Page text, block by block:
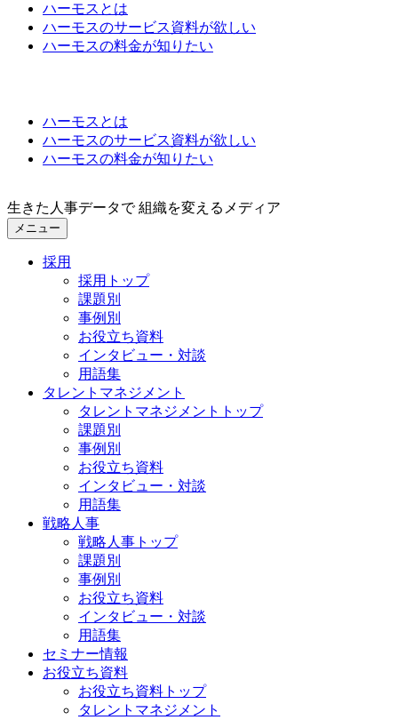
ハーモスとは
ハーモスのサービス資料が欲しい
ハーモスの料金が知りたい
ハーモスとは
ハーモスのサービス資料が欲しい
ハーモスの料金が知りたい
生きた人事データで 組織を変えるメディア
メニュー
採用
採用トップ
課題別
事例別
お役立ち資料
インタビュー・対談
用語集
タレントマネジメント
タレントマネジメントトップ
課題別
事例別
お役立ち資料
インタビュー・対談
用語集
戦略人事
戦略人事トップ
課題別
事例別
お役立ち資料
インタビュー・対談
用語集
セミナー情報
お役立ち資料
お役立ち資料トップ
タレントマネジメント